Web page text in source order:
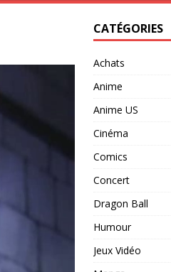
CATÉGORIES
Achats
Anime
Anime US
Cinéma
Comics
Concert
Dragon Ball
Humour
Jeux Vidéo